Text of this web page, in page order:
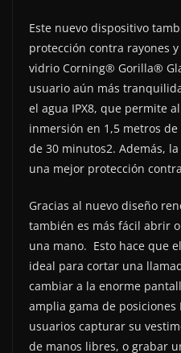
Este nuevo dispositivo
protección contra rayones
vidrio Corning® Gorilla®
usuario aún más
el agua IPX8, que permite
inmersión en 1,5 metros
de 30 minutos2. Además,
una mejor protección
Gracias al nuevo diseño
también es más fácil abrir
una mano. Esto hace que
ideal para cortar una
cambiar a la enorme
amplia gama de posiciones
usuarios capturar su
de manos libres, o grabar